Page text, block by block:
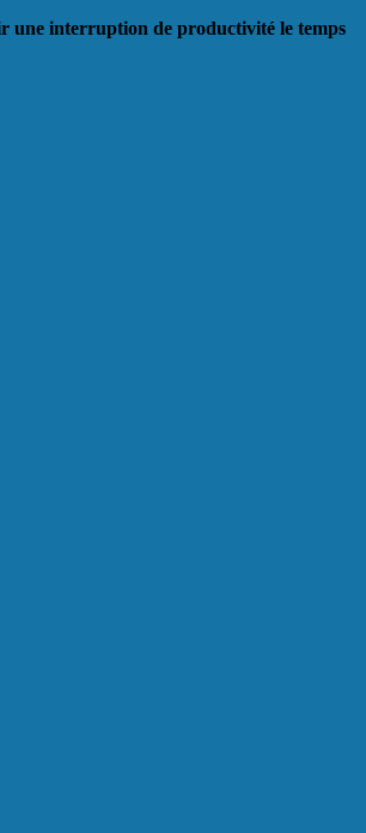
une interruption de productivité le temps